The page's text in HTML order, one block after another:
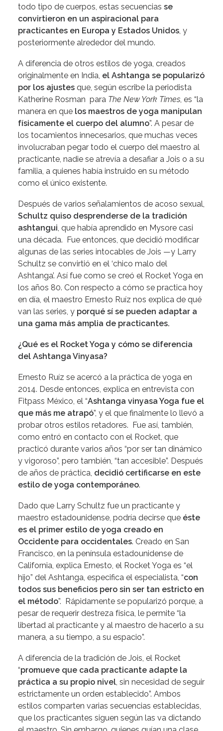
todo tipo de cuerpos, estas secuencias se
convirtieron en un aspiracional para
practicantes en Europa y Estados Unidos , y
posteriormente alrededor del mundo.
A diferencia de otros estilos de yoga, creados
originalmente en India, el Ashtanga se popularizó
por los ajustes que, según escribe la periodista
Katherine Rosman para The New York Times , es “la
manera en que los maestros de yoga manipulan
físicamente el cuerpo del alumno”. A pesar de
los tocamientos innecesarios, que muchas veces
involucraban pegar todo el cuerpo del maestro al
practicante, nadie se atrevía a desafiar a Jois o a su
familia, a quienes había instruido en su método
como el único existente.
Después de varios señalamientos de acoso sexual
Schultz quiso desprenderse de la tradición
ashtangui , que había aprendido en Mysore casi
una década. Fue entonces, que decidió modificar
algunas de las series intocables de Jois —y Larry
Schultz se convirtió en el ‘chico malo del
Ashtanga’. Así fue como se creó el Rocket Yoga en
los años 80. Con respecto a cómo se practica hoy
en día, el maestro Ernesto Ruíz nos explica de qué
van las series, y porqué sí se pueden adaptar a
una gama más amplia de practicantes.
¿Qué es el Rocket Yoga y cómo se diferencia
del Ashtanga Vinyasa?
Ernesto Ruíz se acercó a la práctica de yoga en
2014. Desde entonces, explica en entrevista con
Fitpass México, el “Ashtanga vinyasa Yoga fue el
que más me atrapó”, y el que finalmente lo llevó a
probar otros estilos retadores. Fue así, también,
como entró en contacto con el Rocket, que
practicó durante varios años “por ser tan dinámico
y vigoroso”, pero también, “tan accesible”. Después
de años de práctica, decidió certificarse en este
estilo de yoga contemporáneo.
Dado que Larry Schultz fue un practicante y
maestro estadounidense, podría decirse que éste
es el primer estilo de yoga creado en
Occidente para occidentales. Creado en San
Francisco, en la península estadounidense de
California, explica Ernesto, el Rocket Yoga es “el
hijo” del Ashtanga, especifica el especialista, “con
todos sus beneficios pero sin ser tan estricto en
el método”. Rápidamente se popularizó porque, a
pesar de requerir destreza física, le permite “la
libertad al practicante y al maestro de hacerlo a su
manera, a su tiempo, a su espacio”.
A diferencia de la tradición de Jois, el Rocket
“promueve que cada practicante adapte la
práctica a su propio nivel , sin necesidad de seguir
estrictamente un orden establecido”. Ambos
estilos comparten varias secuencias establecidas,
que los practicantes siguen según las va dictando